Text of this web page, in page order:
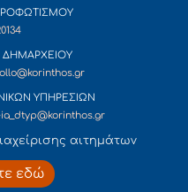
ΥΠΗΡΕΣΙΩΝ
αιτημάτων
εδώ